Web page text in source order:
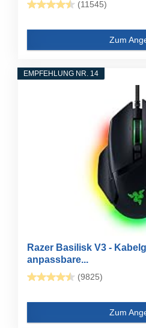
(11545)
Zum
EMPFEHLUNG NR. 14
Razer Basilisk V3 -
anpassbare...
(9825)
Zum